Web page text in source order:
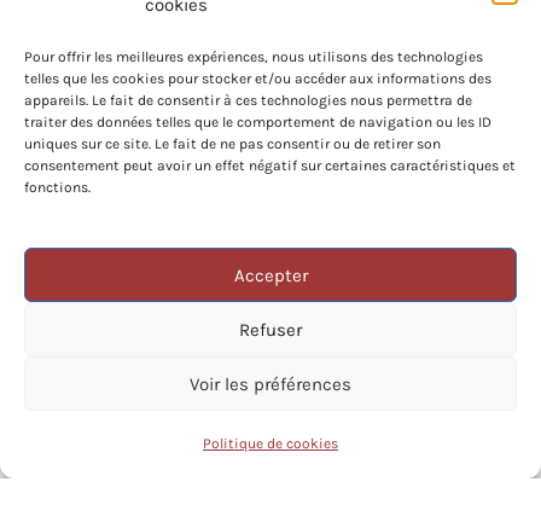
cookies
Pour offrir les meilleures expériences, nous utilisons des technologies
telles que les cookies pour stocker et/ou accéder aux informations des
appareils. Le fait de consentir à ces technologies nous permettra de
traiter des données telles que le comportement de navigation ou les ID
uniques sur ce site. Le fait de ne pas consentir ou de retirer son
consentement peut avoir un effet négatif sur certaines caractéristiques et
fonctions.
Accepter
Refuser
Voir les préférences
Politique de cookies